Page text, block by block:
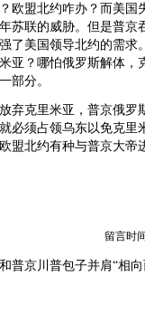
欧盟北约咋办？而美国
苏联的威胁。但是普京
了美国领导北约的需求
亚？哪怕俄罗斯解体，
部分。
弃克里米亚，普京俄罗
必须占领乌东以免克里
盟北约有种与普京大帝
留言时
普京川普包子并肩“相